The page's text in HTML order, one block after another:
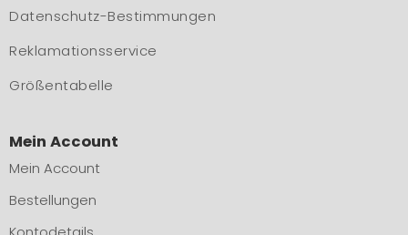
Datenschutz-Bestimmungen
Reklamationsservice
Größentabelle
Mein Account
Mein Account
Bestellungen